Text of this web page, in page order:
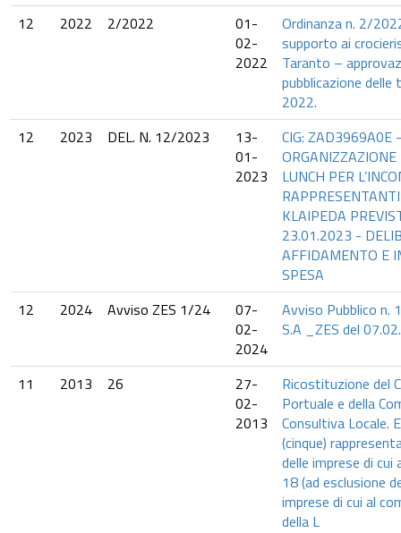
12 2022 2/2022
01-
02-
2022
Ordinanza n. 2/
supporto ai
Taranto –
pubblicazione
2022.
12
2023 DEL. N. 12/2023
13-
01-
2023
CIG: ZAD3969A0E -
LUNCH PER
KLAIPEDA
23.01.2023 -
AFFIDAMENTO E
SPESA
12
2024 Avviso ZES 1/24
07-
02-
2024
Avviso Pubblico n.
S.A _ZES del
11 2013 26
27-
02-
2013
Ricostituzione del
Portuale e della
Consultiva Locale.
(cinque)
delle imprese di
18 (ad esclusione
imprese di cui al
della L